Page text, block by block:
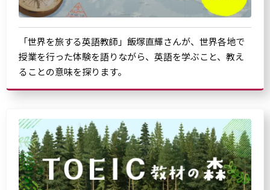
「世界を旅する英語教師」飯塚直輝さんが、世界各地で
授業を行った体験を語りながら、英語を学ぶこと、教え
ることの意味を探ります。